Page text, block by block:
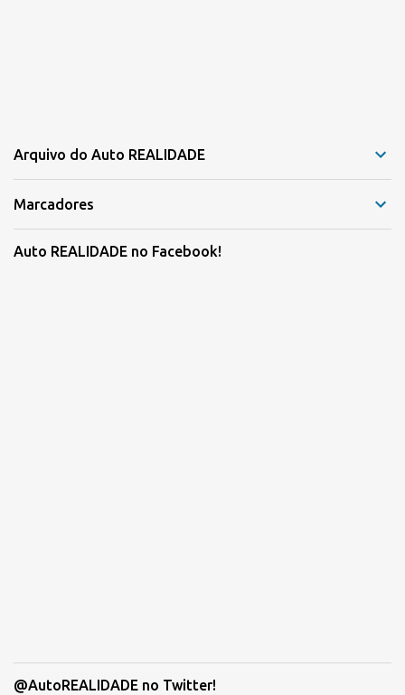
Arquivo do Auto REALIDADE
Marcadores
Auto REALIDADE no Facebook!
@AutoREALIDADE no Twitter!